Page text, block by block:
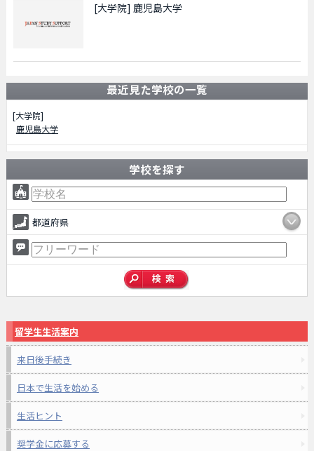
[大学院] 鹿児島大学
最近見た学校の一覧
[大学院]
鹿児島大学
学校を探す
都道府県
留学生生活案内
来日後手続き
日本で生活を始める
生活ヒント
奨学金に応募する